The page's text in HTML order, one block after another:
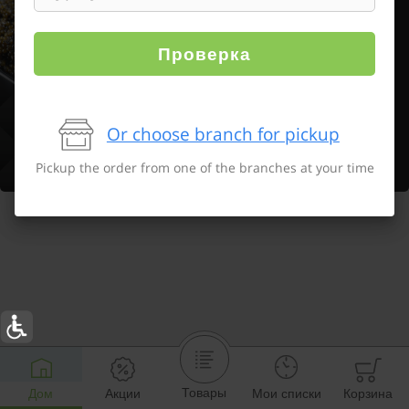
Дом Акции Товары Мои списки Корзина
Проверка
Or choose branch for pickup
Pickup the order from one of the branches at your time